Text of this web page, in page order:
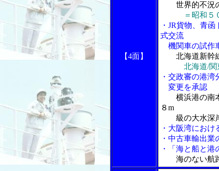
【4面】
世界的不況
＝昭和５
・JR貨物、青
式交流
機関車の試作
北海道新幹
北海道/
・交政審の港
変更を承認
横浜港の南
８m
級の大水深岸
・大阪湾にお
・中古車輸出
・「海と船と
海のない